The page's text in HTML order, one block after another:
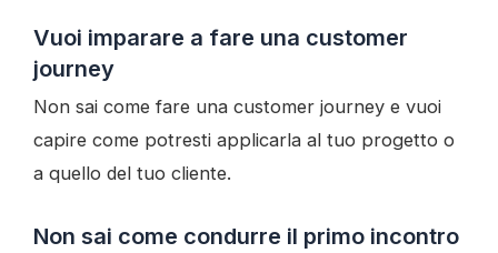
Vuoi imparare a fare una customer
journey
Non sai come fare una customer journey e vuoi
capire come potresti applicarla al tuo progetto o
a quello del tuo cliente.
Non sai come condurre il primo incontro